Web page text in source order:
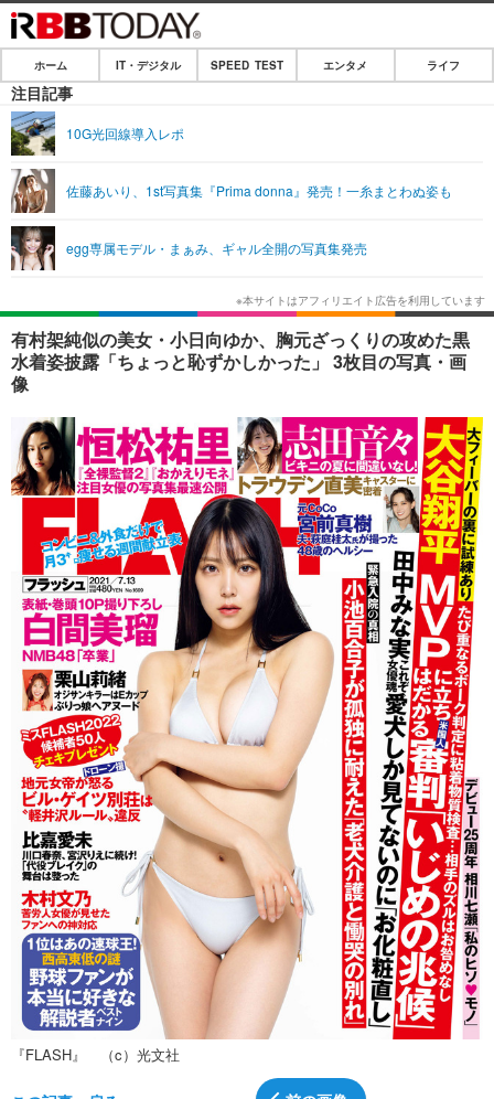
ホーム
IT・デジタル
ショッピング その他
SPEED TEST
エンタメ
エンタメTOP 映画・ドラマ
韓国・芸能
音楽 スポーツ
ショッピング その他
ライフ
ライフTOP グルメ
ペット ショッピング
リリース一覧
プッシュ通知の停止方法
ホーム IT・デジタル SPEED TEST エンタメ ライフ
注目記事
10G光回線導入レポ
佐藤あいり、1st写真集『Prima donna』発売！一糸まとわぬ姿も
egg専属モデル・まぁみ、ギャル全開の写真集発売
有村架純似の美女・小日向ゆか、胸元ざっくりの攻めた黒
水着姿披露「ちょっと恥ずかしかった」 3枚目の写真・画
像
『FLASH』 （c）光文社